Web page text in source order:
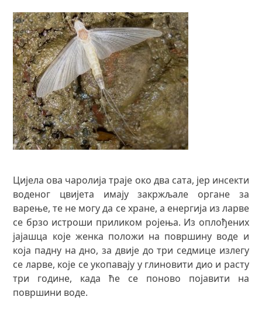
Цијела ова чаролија траје око два сата, јер инсекти
воденог цвијета имају закржљале органе за
варење, те не могу да се хране, а енергија из ларве
се брзо истроши приликом ројења. Из оплођених
јајашца које женка положи на површину воде и
која падну на дно, за двије до три седмице излегу
се ларве, које се укопавају у глиновити дио и расту
три године, када ће се поново појавити на
површини воде.